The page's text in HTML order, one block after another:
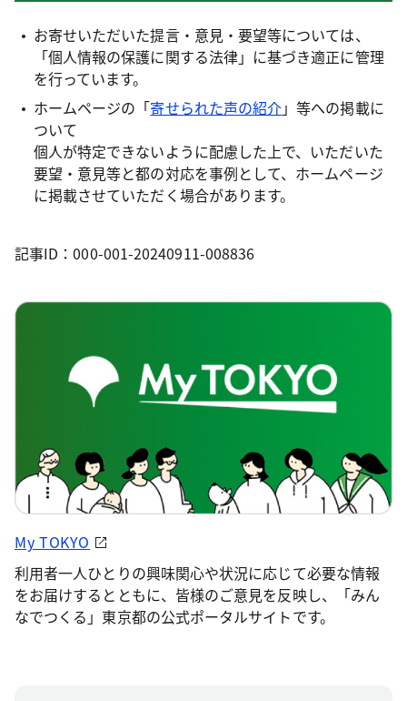
お寄せいただいた提言・意見・要望等については、
「個人情報の保護に関する法律」に基づき適正に管理
を行っています。
ホームページの「寄せられた声の紹介」等への掲載に
ついて
個人が特定できないように配慮した上で、いただいた
要望・意見等と都の対応を事例として、ホームページ
に掲載させていただく場合があります。
記事ID：000-001-20240911-008836
My TOKYO
利用者一人ひとりの興味関心や状況に応じて必要な情報
をお届けするとともに、皆様のご意見を反映し、「みん
なでつくる」東京都の公式ポータルサイトです。